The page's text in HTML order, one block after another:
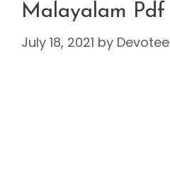
Malayalam Pdf
July 18, 2021 by Devotee